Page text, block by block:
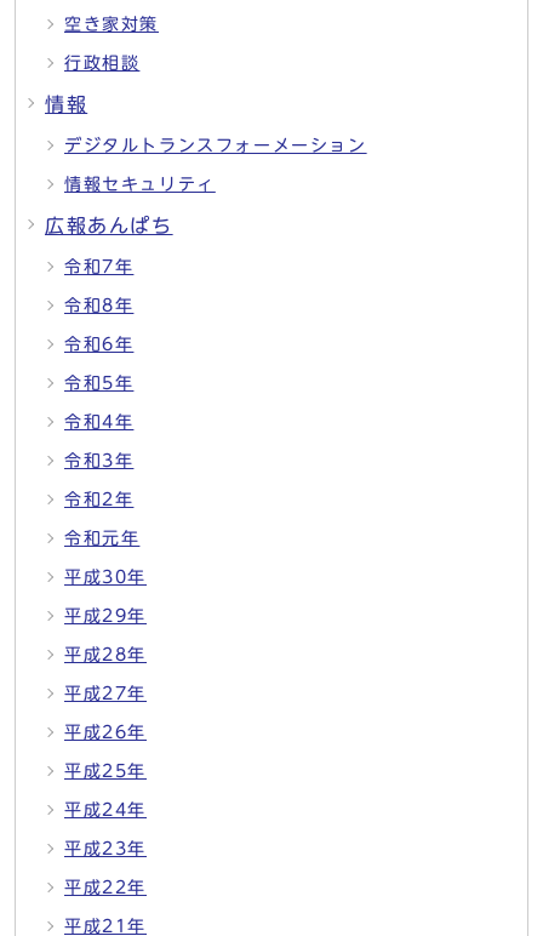
空き家対策
行政相談
情報
デジタルトランスフォーメーション
情報セキュリティ
広報あんぱち
令和7年
令和8年
令和6年
令和5年
令和4年
令和3年
令和2年
令和元年
平成30年
平成29年
平成28年
平成27年
平成26年
平成25年
平成24年
平成23年
平成22年
平成21年